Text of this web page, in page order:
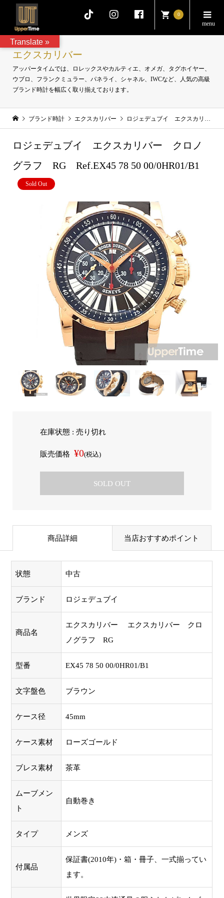
0
エクスカリバー
アッパータイムでは、ロレックスやカルティエ、オメガ、タグホイヤー、
ウブロ、フランクミュラー、パネライ、シャネル、IWCなど、人気の高級
ブランド時計を幅広く取り揃えております。
ブランド時計 エクスカリバー ロジェデュブイ エクスカリバー クロノグラフ RG Ref.EX45 78 50 00/0HR01/B1
ロジェデュブイ エクスカリバー クロノ
グラフ RG Ref.EX45 78 50 00/0HR01/B1
Sold Out
在庫状態 : 売り切れ
販売価格 ¥0(税込)
SOLD OUT
商品詳細 当店おすすめポイント
状態 中古
ブランド ロジェデュブイ
商品名
エクスカリバー エクスカリバー クロ
ノグラフ RG
型番 EX45 78 50 00/0HR01/B1
文字盤色 ブラウン
ケース径 45mm
ケース素材 ローズゴールド
ブレス素材 茶革
ムーブメン
ト
自動巻き
タイプ メンズ
付属品
保証書(2010年)・箱・冊子、一式揃ってい
ます。
Translate »